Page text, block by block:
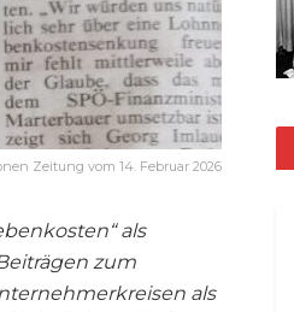
Zeitung vom 14. Februar 2026
als
zum
als